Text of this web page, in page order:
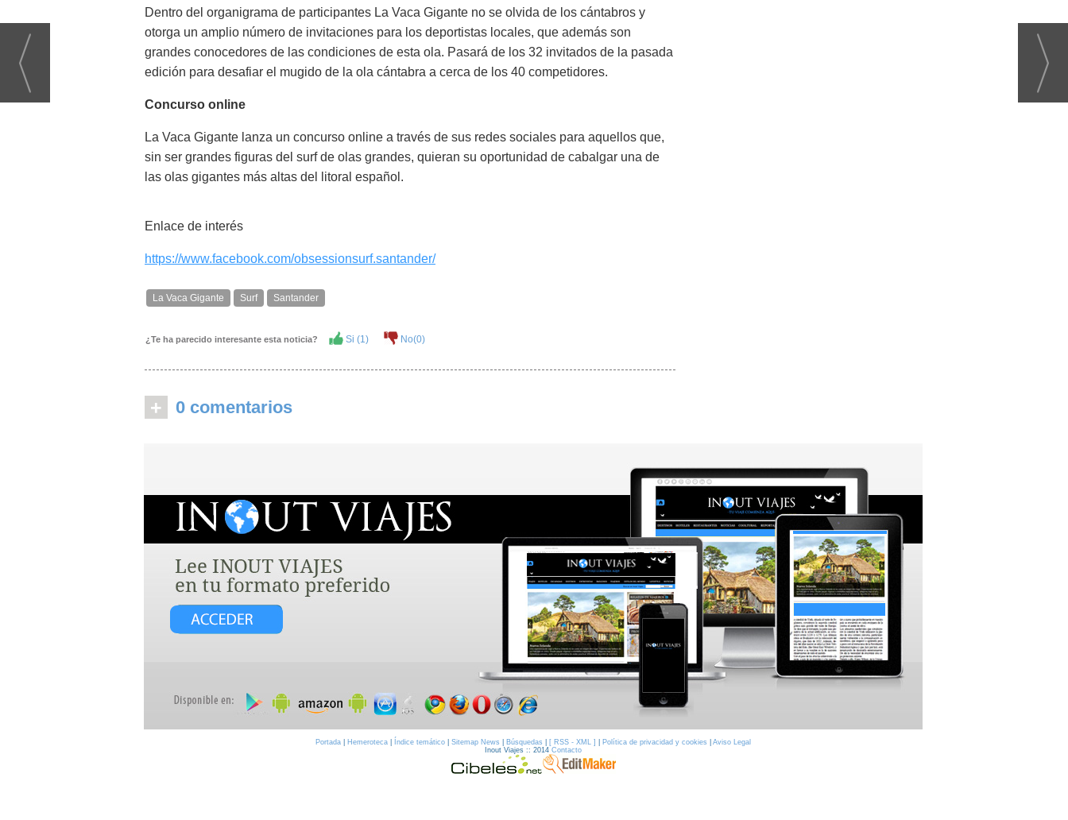
Dentro del organigrama de participantes La Vaca Gigante no se olvida de los cántabros y
otorga un amplio número de invitaciones para los deportistas locales, que además son
grandes conocedores de las condiciones de esta ola. Pasará de los 32 invitados de la pasada
edición para desafiar el mugido de la ola cántabra a cerca de los 40 competidores.
Concurso online
La Vaca Gigante lanza un concurso online a través de sus redes sociales para aquellos que,
sin ser grandes figuras del surf de olas grandes, quieran su oportunidad de cabalgar una de
las olas gigantes más altas del litoral español.
Enlace de interés
https://www.facebook.com/obsessionsurf.santander/
La Vaca Gigante Surf Santander
¿Te ha parecido interesante esta noticia? Si (1) No(0)
+ 0 comentarios
Portada Hemeroteca Índice temático Sitemap News Búsquedas [ RSS - XML ] Política de privacidad y cookies
Aviso Legal
Inout Viajes :: 2014 Contacto